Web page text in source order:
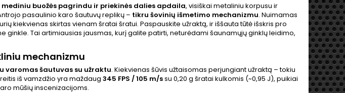
buožės pagrindu ir priekinės dalies apdaila, visiškai metaliniu korpusu ir
pasaulinio karo šautuvų replikų – tikru šovinių išmetimo mechanizmu. Nuimamas
kiekvienas skirtas vienam šratai šratui. Paspauskite užraktą, ir iššauta tūtė išskris pro
ginkle. Tai artimiausias jausmas, kurį galite patirti, neturėdami šaunamųjų ginklų leidimo,
mechanizmu
varomas šautuvas su užraktu. Kiekvienas šūvis užtaisomas perjungiant užraktą – tokiu
iš vamzdžio yra maždaug 345 FPS / 105 m/ssu 0,20 g šratai kulkomis (~0,95 J), puikiai
mūšių inscenizacijoms.